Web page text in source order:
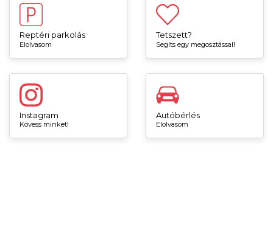
Reptéri parkolás
Elolvasom
Tetszett?
Segíts egy megosztással!
Instagram
Kövess minket!
Autóbérlés
Elolvasom